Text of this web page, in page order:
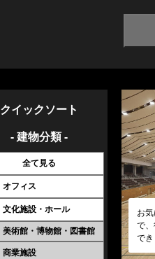
クイックソート
- 建物分類 -
全て見る
オフィス
文化施設・ホール
美術館・博物館・図書館
商業施設
お
で
で